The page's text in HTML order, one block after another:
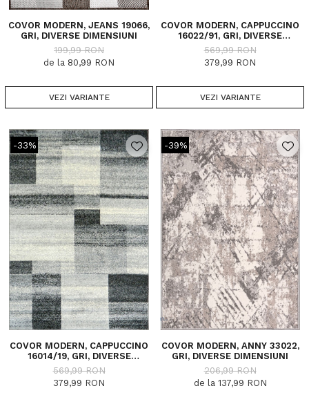
COVOR MODERN, JEANS 19066,
GRI, DIVERSE DIMENSIUNI
199,99 RON
de la 80,99 RON
VEZI VARIANTE
COVOR MODERN, CAPPUCCINO
16022/91, GRI, DIVERSE
DIMENSIUNI, 1700 GR/MP
569,99 RON
379,99 RON
VEZI VARIANTE
-33%
COVOR MODERN, CAPPUCCINO
16014/19, GRI, DIVERSE
DIMENSIUNI, 1700 GR/MP
569,99 RON
379,99 RON
-39%
COVOR MODERN, ANNY 33022,
GRI, DIVERSE DIMENSIUNI
206,99 RON
de la 137,99 RON